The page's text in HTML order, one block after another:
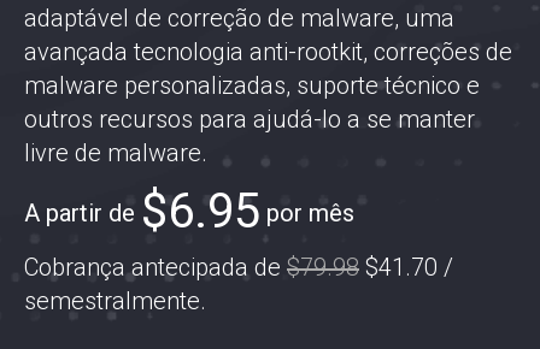
adaptável de correção de malware, uma
avançada tecnologia anti-rootkit, correções de
malware personalizadas, suporte técnico e
outros recursos para ajudá-lo a se manter
livre de malware.
A partir de $6.95 por mês
Cobrança antecipada de $79.98 $41.70 /
semestralmente.